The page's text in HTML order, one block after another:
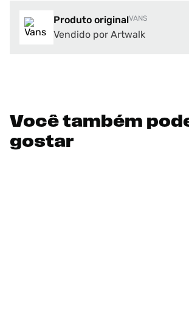
Produto originalVANS
Vendido por Artwalk
Você também
gostar